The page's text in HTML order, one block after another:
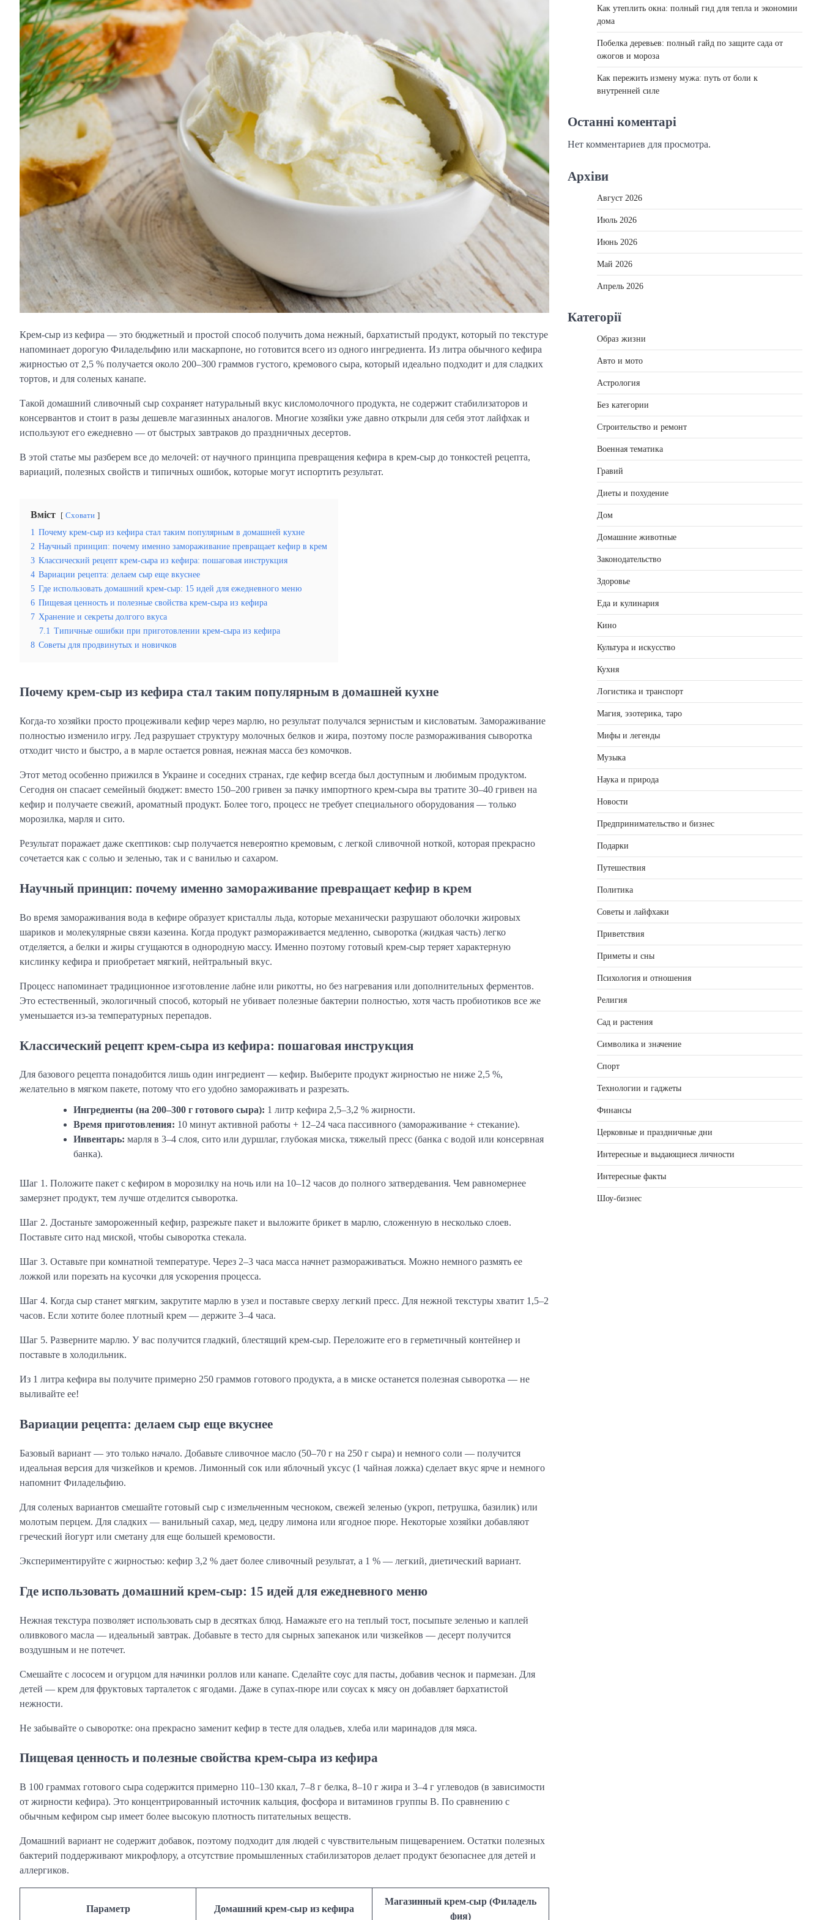
Крем-сыр из кефира — это бюджетный и простой способ получить дома нежный, бархатистый продукт, который по текстуре
напоминает дорогую Филадельфию или маскарпоне, но готовится всего из одного ингредиента. Из литра обычного кефира
жирностью от 2,5 % получается около 200–300 граммов густого, кремового сыра, который идеально подходит и для сладких
тортов, и для соленых канапе.
Такой домашний сливочный сыр сохраняет натуральный вкус кисломолочного продукта, не содержит стабилизаторов и
консервантов и стоит в разы дешевле магазинных аналогов. Многие хозяйки уже давно открыли для себя этот лайфхак и
используют его ежедневно — от быстрых завтраков до праздничных десертов.
В этой статье мы разберем все до мелочей: от научного принципа превращения кефира в крем-сыр до тонкостей рецепта,
вариаций, полезных свойств и типичных ошибок, которые могут испортить результат.
Вміст Сховати
1 Почему крем-сыр из кефира стал таким популярным в домашней кухне
2 Научный принцип: почему именно замораживание превращает кефир в крем
3 Классический рецепт крем-сыра из кефира: пошаговая инструкция
4 Вариации рецепта: делаем сыр еще вкуснее
5 Где использовать домашний крем-сыр: 15 идей для ежедневного меню
6 Пищевая ценность и полезные свойства крем-сыра из кефира
7 Хранение и секреты долгого вкуса
7.1 Типичные ошибки при приготовлении крем-сыра из кефира
8 Советы для продвинутых и новичков
Почему крем-сыр из кефира стал таким популярным в домашней кухне
Когда-то хозяйки просто процеживали кефир через марлю, но результат получался зернистым и кисловатым. Замораживание
полностью изменило игру. Лед разрушает структуру молочных белков и жира, поэтому после размораживания сыворотка
отходит чисто и быстро, а в марле остается ровная, нежная масса без комочков.
Этот метод особенно прижился в Украине и соседних странах, где кефир всегда был доступным и любимым продуктом.
Сегодня он спасает семейный бюджет: вместо 150–200 гривен за пачку импортного крем-сыра вы тратите 30–40 гривен на
кефир и получаете свежий, ароматный продукт. Более того, процесс не требует специального оборудования — только
морозилка, марля и сито.
Результат поражает даже скептиков: сыр получается невероятно кремовым, с легкой сливочной ноткой, которая прекрасно
сочетается как с солью и зеленью, так и с ванилью и сахаром.
Научный принцип: почему именно замораживание превращает кефир в крем
Во время замораживания вода в кефире образует кристаллы льда, которые механически разрушают оболочки жировых
шариков и молекулярные связи казеина. Когда продукт размораживается медленно, сыворотка (жидкая часть) легко
отделяется, а белки и жиры сгущаются в однородную массу. Именно поэтому готовый крем-сыр теряет характерную
кислинку кефира и приобретает мягкий, нейтральный вкус.
Процесс напоминает традиционное изготовление лабне или рикотты, но без нагревания или дополнительных ферментов.
Это естественный, экологичный способ, который не убивает полезные бактерии полностью, хотя часть пробиотиков все же
уменьшается из-за температурных перепадов.
Классический рецепт крем-сыра из кефира: пошаговая инструкция
Для базового рецепта понадобится лишь один ингредиент — кефир. Выберите продукт жирностью не ниже 2,5 %,
желательно в мягком пакете, потому что его удобно замораживать и разрезать.
Ингредиенты (на 200–300 г готового сыра): 1 литр кефира 2,5–3,2 % жирности.
Время приготовления: 10 минут активной работы + 12–24 часа пассивного (замораживание + стекание).
Инвентарь: марля в 3–4 слоя, сито или дуршлаг, глубокая миска, тяжелый пресс (банка с водой или консервная
банка).
Шаг 1. Положите пакет с кефиром в морозилку на ночь или на 10–12 часов до полного затвердевания. Чем равномернее
замерзнет продукт, тем лучше отделится сыворотка.
Шаг 2. Достаньте замороженный кефир, разрежьте пакет и выложите брикет в марлю, сложенную в несколько слоев.
Поставьте сито над миской, чтобы сыворотка стекала.
Шаг 3. Оставьте при комнатной температуре. Через 2–3 часа масса начнет размораживаться. Можно немного размять ее
ложкой или порезать на кусочки для ускорения процесса.
Шаг 4. Когда сыр станет мягким, закрутите марлю в узел и поставьте сверху легкий пресс. Для нежной текстуры хватит 1,5–2
часов. Если хотите более плотный крем — держите 3–4 часа.
Шаг 5. Разверните марлю. У вас получится гладкий, блестящий крем-сыр. Переложите его в герметичный контейнер и
поставьте в холодильник.
Из 1 литра кефира вы получите примерно 250 граммов готового продукта, а в миске останется полезная сыворотка — не
выливайте ее!
Вариации рецепта: делаем сыр еще вкуснее
Базовый вариант — это только начало. Добавьте сливочное масло (50–70 г на 250 г сыра) и немного соли — получится
идеальная версия для чизкейков и кремов. Лимонный сок или яблочный уксус (1 чайная ложка) сделает вкус ярче и немного
напомнит Филадельфию.
Для соленых вариантов смешайте готовый сыр с измельченным чесноком, свежей зеленью (укроп, петрушка, базилик) или
молотым перцем. Для сладких — ванильный сахар, мед, цедру лимона или ягодное пюре. Некоторые хозяйки добавляют
греческий йогурт или сметану для еще большей кремовости.
Экспериментируйте с жирностью: кефир 3,2 % дает более сливочный результат, а 1 % — легкий, диетический вариант.
Где использовать домашний крем-сыр: 15 идей для ежедневного меню
Нежная текстура позволяет использовать сыр в десятках блюд. Намажьте его на теплый тост, посыпьте зеленью и каплей
оливкового масла — идеальный завтрак. Добавьте в тесто для сырных запеканок или чизкейков — десерт получится
воздушным и не потечет.
Смешайте с лососем и огурцом для начинки роллов или канапе. Сделайте соус для пасты, добавив чеснок и пармезан. Для
детей — крем для фруктовых тарталеток с ягодами. Даже в супах-пюре или соусах к мясу он добавляет бархатистой
нежности.
Не забывайте о сыворотке: она прекрасно заменит кефир в тесте для оладьев, хлеба или маринадов для мяса.
Пищевая ценность и полезные свойства крем-сыра из кефира
В 100 граммах готового сыра содержится примерно 110–130 ккал, 7–8 г белка, 8–10 г жира и 3–4 г углеводов (в зависимости
от жирности кефира). Это концентрированный источник кальция, фосфора и витаминов группы B. По сравнению с
обычным кефиром сыр имеет более высокую плотность питательных веществ.
Домашний вариант не содержит добавок, поэтому подходит для людей с чувствительным пищеварением. Остатки полезных
бактерий поддерживают микрофлору, а отсутствие промышленных стабилизаторов делает продукт безопаснее для детей и
аллергиков.
Параметр Домашний крем-сыр из кефира
Магазинный крем-сыр (Филадель
фия)
Как утеплить окна: полный гид для тепла и экономии
дома
Побелка деревьев: полный гайд по защите сада от
ожогов и мороза
Как пережить измену мужа: путь от боли к
внутренней силе
Останні коментарі
Нет комментариев для просмотра.
Архіви
Август 2026
Июль 2026
Июнь 2026
Май 2026
Апрель 2026
Категорії
Образ жизни
Авто и мото
Астрология
Без категории
Строительство и ремонт
Военная тематика
Гравий
Диеты и похудение
Дом
Домашние животные
Законодательство
Здоровье
Еда и кулинария
Кино
Культура и искусство
Кухня
Логистика и транспорт
Магия, эзотерика, таро
Мифы и легенды
Музыка
Наука и природа
Новости
Предпринимательство и бизнес
Подарки
Путешествия
Политика
Советы и лайфхаки
Приветствия
Приметы и сны
Психология и отношения
Религия
Сад и растения
Символика и значение
Спорт
Технологии и гаджеты
Финансы
Церковные и праздничные дни
Интересные и выдающиеся личности
Интересные факты
Шоу-бизнес